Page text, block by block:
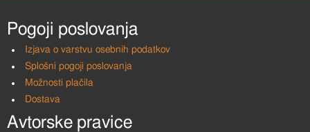
Pogoji poslovanja
Izjava o varstvu osebnih podatkov
Splošni pogoji poslovanja
Možnosti plačila
Dostava
Avtorske pravice